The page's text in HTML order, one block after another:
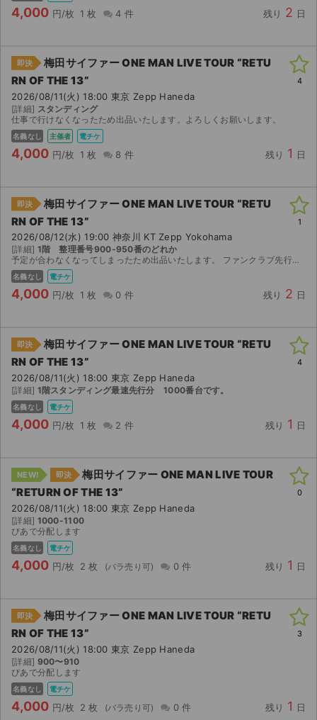
4,000 円/枚 1 枚 4 件 残り 2 日
即決
梅田サイファー ONE MAN LIVE TOUR “RETU
RN OF THE 13”
2026/08/11(火) 18:00 東京 Zepp Haneda
[詳細] スタンディング
仕事で行けなくなったため出品いたします。よろしくお願いします。
名義なし 主催者 電チケ
4,000 円/枚 1 枚 8 件 残り 1 日
4
即決
梅田サイファー ONE MAN LIVE TOUR “RETU
RN OF THE 13”
2026/08/12(水) 19:00 神奈川 KT Zepp Yokohama
[詳細] 1階 整理番号900-950番のどれか
予定が合わなくなってしまったため出品いたします。 ファンクラブ先行で当選したチケットです。 【お渡し方法】 電子チケット（チケットぴあ／イープラス）にて分配いたします。 分配可能にな...
名義なし 電チケ
4,000 円/枚 1 枚 0 件 残り 2 日
1
即決
梅田サイファー ONE MAN LIVE TOUR “RETU
RN OF THE 13”
2026/08/11(火) 18:00 東京 Zepp Haneda
[詳細] 1階スタンディング最速先行分 1000番台です。
名義なし 電チケ
4,000 円/枚 1 枚 2 件 残り 1 日
4
NEW! 即決
梅田サイファー ONE MAN LIVE TOUR
“RETURN OF THE 13”
2026/08/11(火) 18:00 東京 Zepp Haneda
[詳細] 1000-1100
ぴあで分配します
名義なし 電チケ
4,000 円/枚 2 枚 0 件 残り 1 日
0
即決
梅田サイファー ONE MAN LIVE TOUR “RETU
RN OF THE 13”
2026/08/11(火) 18:00 東京 Zepp Haneda
[詳細] 900〜910
ぴあで分配します
名義なし 電チケ
4,000 円/枚 2 枚 0 件 残り 1 日
3